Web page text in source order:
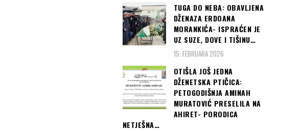
TUGA DO NEBA: OBAVLJENA
DŽENAZA ERDOANA
MORANKIĆA- ISPRAĆEN JE
UZ SUZE, DOVE I TIŠINU…
15. FEBRUARA 2026
OTIŠLA JOŠ JEDNA
DŽENETSKA PTIČICA:
PETOGODIŠNJA AMINAH
MURATOVIĆ PRESELILA NA
AHIRET- PORODICA
NETJEŠNA…